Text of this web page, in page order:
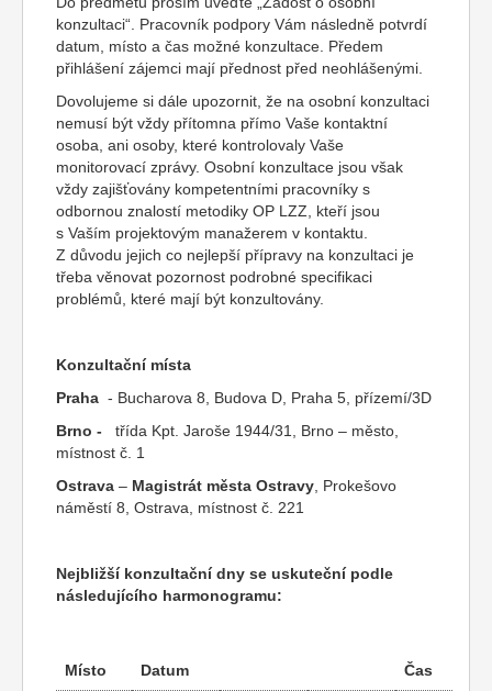
konzultaci“. Pracovník podpory Vám následně potvrdí
datum, místo a čas možné konzultace. Předem
přihlášení zájemci mají přednost před neohlášenými.
Dovolujeme si dále upozornit, že na osobní konzultaci
nemusí být vždy přítomna přímo Vaše kontaktní
osoba, ani osoby, které kontrolovaly Vaše
monitorovací zprávy. Osobní konzultace jsou však
vždy zajišťovány kompetentními pracovníky s
odbornou znalostí metodiky OP LZZ, kteří jsou
s Vaším projektovým manažerem v kontaktu.
Z důvodu jejich co nejlepší přípravy na konzultaci je
třeba věnovat pozornost podrobné specifikaci
problémů, které mají být konzultovány.
Konzultační místa
Praha - Bucharova 8, Budova D, Praha 5, přízemí/3D
Brno -
třída Kpt. Jaroše 1944/31, Brno – město,
místnost č. 1
Ostrava – Magistrát města Ostravy , Prokešovo
náměstí 8, Ostrava, místnost č. 221
Nejbližší konzultační dny se uskuteční podle
následujícího harmonogramu:
Místo Datum Čas